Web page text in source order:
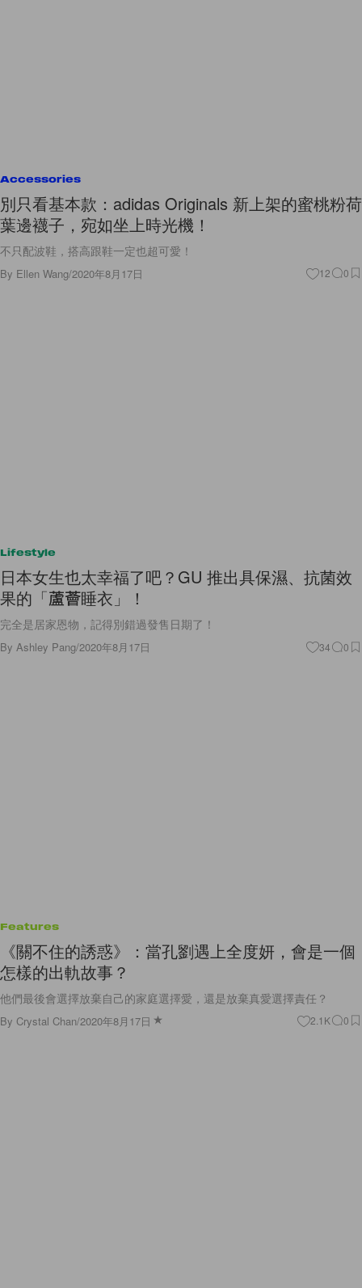
Accessories
別只看基本款：adidas Originals 新上架的蜜桃粉荷
葉邊襪子，宛如坐上時光機！
不只配波鞋，搭高跟鞋一定也超可愛！
By Ellen Wang/2020年8月17日 12 0
Lifestyle
日本女生也太幸福了吧？GU 推出具保濕、抗菌效
果的「蘆薈睡衣」！
完全是居家恩物，記得別錯過發售日期了！
By Ashley Pang/2020年8月17日 34 0
Features
《關不住的誘惑》：當孔劉遇上全度妍，會是一個
怎樣的出軌故事？
他們最後會選擇放棄自己的家庭選擇愛，還是放棄真愛選擇責任？
By Crystal Chan/2020年8月17日 2.1K 0